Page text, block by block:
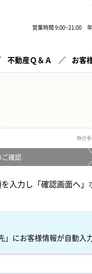
営業時間 9:00~21:00
不動産Ｑ＆Ａ お客
仲介
ご確認
入力し「確認画面へ」
にお客様情報が自動入